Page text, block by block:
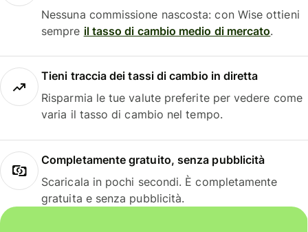
Nessuna commissione nascosta: con Wise ottieni
sempre il tasso di cambio medio di mercato.
Tieni traccia dei tassi di cambio in diretta
Risparmia le tue valute preferite per vedere come
varia il tasso di cambio nel tempo.
Completamente gratuito, senza pubblicità
Scaricala in pochi secondi. È completamente
gratuita e senza pubblicità.